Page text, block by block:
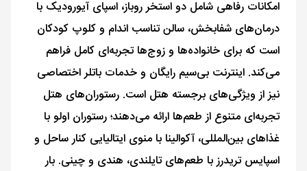
امکانات رفاهی شامل دو استخر روباز، اسپای آیورودیک با
درمان‌های شفابخش، سالن تناسب اندام و کلوپ کودکان
است که برای خانواده‌ها و زوج‌ها تجربه‌ای کامل فراهم
می‌کند. اینترنت بی‌سیم رایگان و خدمات باتلر اختصاصی
نیز از ویژگی‌های برجسته هتل است. رستوران‌های هتل
تجربه‌ای متنوع از طعم‌ها ارائه می‌دهند؛ رستوران اولو با
غذاهای بین‌المللی، آکوالینا با منوی ایتالیایی کنار ساحل و
اسپایس تریدرز با طعم‌های تایلندی، هندی و چینی. بار